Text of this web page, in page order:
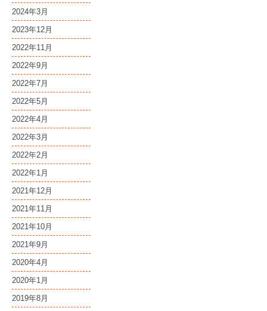
2024年3月
2023年12月
2022年11月
2022年9月
2022年7月
2022年5月
2022年4月
2022年3月
2022年2月
2022年1月
2021年12月
2021年11月
2021年10月
2021年9月
2020年4月
2020年1月
2019年8月